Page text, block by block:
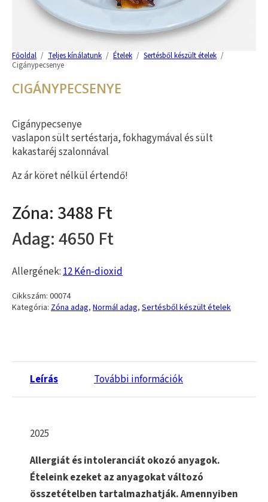
Főoldal / Teljes kínálatunk / Ételek / Sertésből készült ételek /
Cigánypecsenye
CIGÁNYPECSENYE
Cigánypecsenye
vaslapon sült sertéstarja, fokhagymával és sült
kakastaréj szalonnával
Az ár köret nélkül értendő!
3488
4650
Allergének:12 Kén-dioxid
Cikkszám: 00074
Kategória: Zóna adag, Normál adag, Sertésből készült ételek
Leírás További információk
2025
Allergiát és intoleranciát okozó anyagok.
Ételeink ezeket az anyagokat változó
összetételben tartalmazhatják. Amennyiben